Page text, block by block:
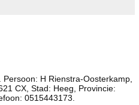
H Rienstra-Oosterkamp,
CX, Stad: Heeg, Provincie:
0515443173.